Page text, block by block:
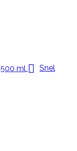
 Snel